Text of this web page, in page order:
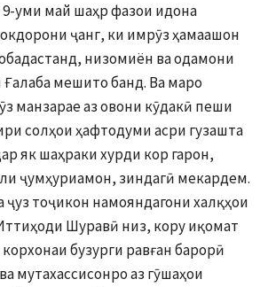
9-уми май шаҳр фазои идона
ҷанг, ки имрӯз ҳамаашон
низомиён ва одамони
мешито банд. Ва маро
манзарае аз овони кӯдакӣ пеши
солҳои ҳафтодуми асри гузашта
як шаҳраки хурди кор гарон,
ҷумҳуриамон, зиндагӣ мекардем.
ҷуз тоҷикон намояндагони халқҳои
Шуравӣ низ, кору иқомат
бузурги равған барорӣ
мутахассисонро аз гӯшаҳои